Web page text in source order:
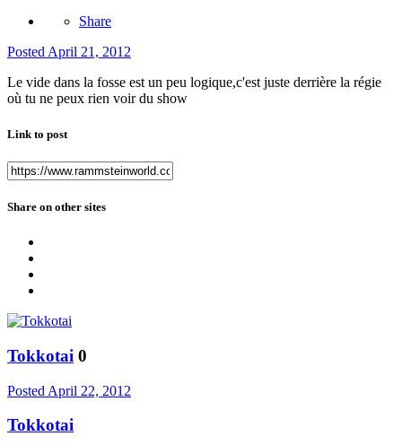
Share
PostedApril 21, 2012
Le vide dans la fosse est un peu logique,c'est juste derrière la régie
où tu ne peux rien voir du show
Link to post
Share on other sites
Tokkotai 0
Posted April 22, 2012
Tokkotai